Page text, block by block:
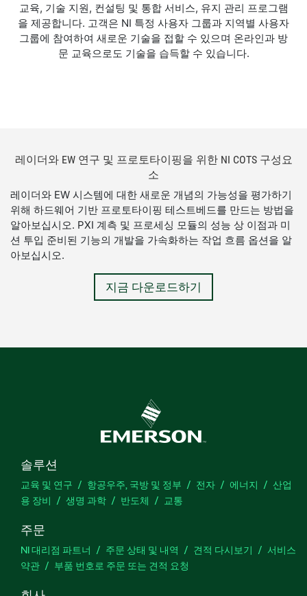
교육, 기술 지원, 컨설팅 및 통합 서비스, 유지 관리 프로그램
을 제공합니다. 고객은 NI 특정 사용자 그룹과 지역별 사용자
그룹에 참여하여 새로운 기술을 접할 수 있으며 온라인과 방
문 교육으로도 기술을 습득할 수 있습니다.
레이더와 EW 연구 및 프로토타이핑을 위한 NI COTS 구성요
소
레이더와 EW 시스템에 대한 새로운 개념의 가능성을 평가하기
위해 하드웨어 기반 프로토타이핑 테스트베드를 만드는 방법을
알아보십시오. PXI 계측 및 프로세싱 모듈의 성능 상 이점과 미
션 투입 준비된 기능의 개발을 가속화하는 작업 흐름 옵션을 알
아보십시오.
지금 다운로드하기
솔루션
교육 및 연구 항공우주, 국방 및 정부 전자 에너지
산업
용 장비
생명 과학 반도체 교통
주문
NI 대리점 파트너 주문 상태 및 내역 견적 다시보기
서비스
약관
부품 번호로 주문 또는 견적 요청